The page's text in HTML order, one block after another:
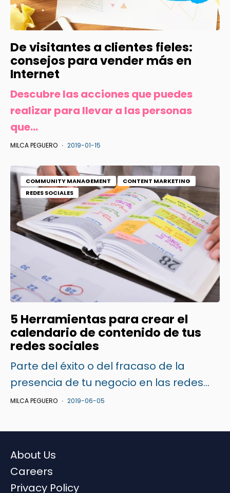
De visitantes a clientes fieles:
consejos para vender más en
Internet
Descubre las acciones que puedes
realizar para llevar a las personas
que...
MILCA PEGUERO 2019-01-15
COMMUNITY MANAGEMENT
CONTENT MARKETING
REDES SOCIALES
5 Herramientas para crear el
calendario de contenido de tus
redes sociales
Parte del éxito o del fracaso de la
presencia de tu negocio en las redes...
MILCA PEGUERO 2019-06-05
About Us
Careers
Privacy Policy